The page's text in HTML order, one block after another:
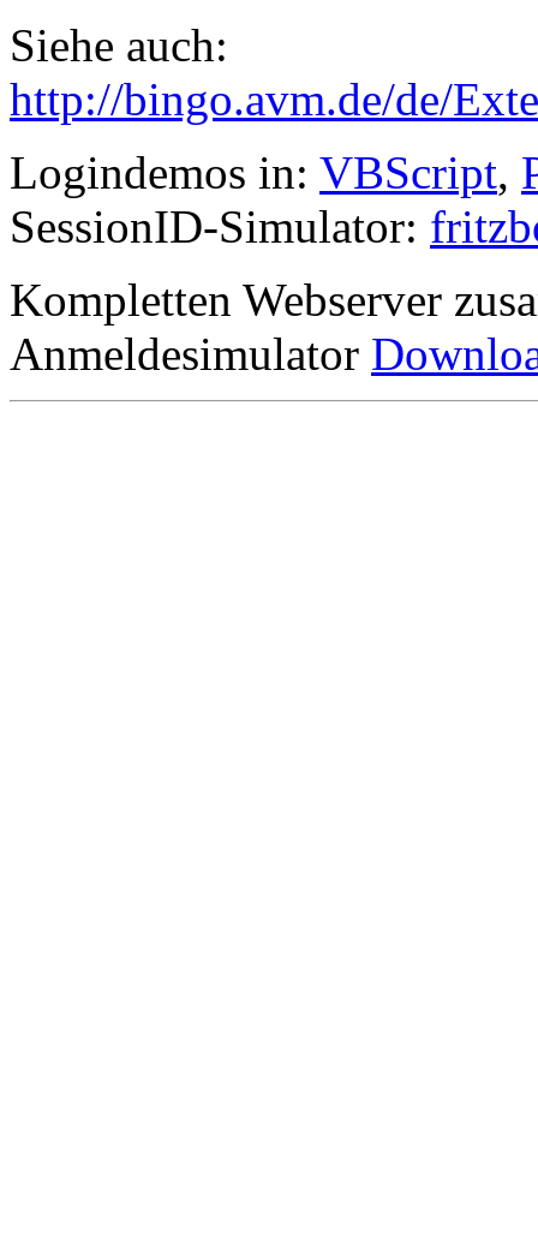
Siehe auch:
http://bingo.avm.de/de/
Logindemos in: VBScript,
SessionID-Simulator:
Kompletten Webserver
Anmeldesimulator